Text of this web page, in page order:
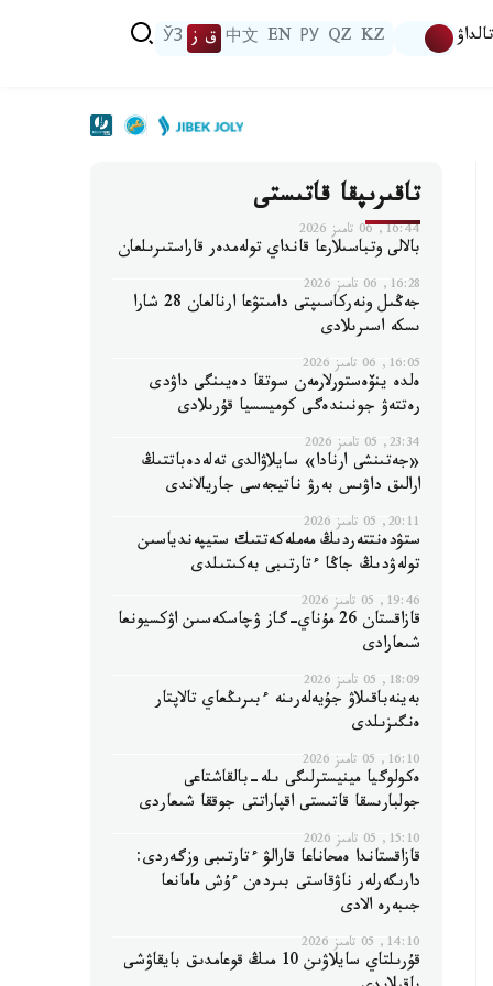
تالداۋ KZ
QZ
РУ
EN
中文 ق ز ЎЗ
تاقىرىپقا قاتىستى
16:44, 06 تامىز 2026
بالالى وتباسىلارعا قانداي تولەمدەر قاراستىرىلعان
16:28, 06 تامىز 2026
جەڭىل ونەركاسىپتى دامىتۋعا ارنالعان 28 شارا
ىسكە اسىرىلادى
16:05, 06 تامىز 2026
ەلدە ينۆەستورلارمەن سوتقا دەيىنگى داۋدى
رەتتەۋ جونىندەگى كوميسسيا قۇرىلادى
23:34, 05 تامىز 2026
«جەتىنشى ارنادا» سايلاۋالدى تەلەدەباتتىڭ
ارالىق داۋىس بەرۋ ناتيجەسى جاريالاندى
20:11, 05 تامىز 2026
ستۋدەنتتەردىڭ مەملەكەتتىك ستيپەندياسىن
تولەۋدىڭ جاڭا ءتارتىبى بەكىتىلدى
19:46, 05 تامىز 2026
قازاقستان 26 مۇناي-گاز ۋچاسكەسىن اۋكسيونعا
شىعارادى
18:09, 05 تامىز 2026
بەينەباقىلاۋ جۇيەلەرىنە ءبىرىڭعاي تالاپتار
ەنگىزىلدى
16:10, 05 تامىز 2026
ەكولوگيا مينيسترلىگى ىلە-بالقاشتاعى
جولبارىسقا قاتىستى اقپاراتتى جوققا شىعاردى
15:10, 05 تامىز 2026
قازاقستاندا ەمحاناعا قارالۋ ءتارتىبى وزگەردى:
دارىگەرلەر ناۋقاستى بىردەن ءۇش مامانعا
جىبەرە الادى
14:10, 05 تامىز 2026
قۇرىلتاي سايلاۋىن 10 مىڭ قوعامدىق بايقاۋشى